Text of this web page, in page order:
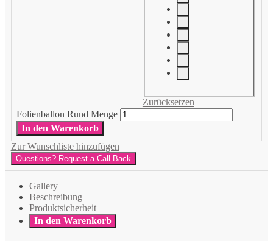
Zurücksetzen
Folienballon Rund Menge
In den Warenkorb
Zur Wunschliste hinzufügen
Questions? Request a Call Back
Gallery
Beschreibung
Produktsicherheit
In den Warenkorb